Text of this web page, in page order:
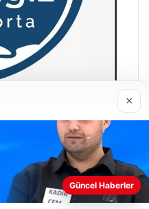
daha iyi anlayabilmek,
amacıyla çerezler
×
Güncel Haberler